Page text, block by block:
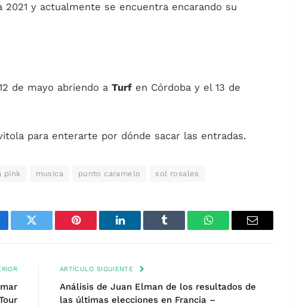
2021 y actualmente se encuentra encarando su
de mayo abriendo a Turf en Córdoba y el 13 de
para enterarte por dónde sacar las entradas.
pink musica punto caramelo sol rosales
Twitter Pinterest LinkedIn Tumblr WhatsAppEmail
ARTÍCULO SIGUIENTE
Análisis de Juan Elman de los resultados de
las últimas elecciones en Francia –